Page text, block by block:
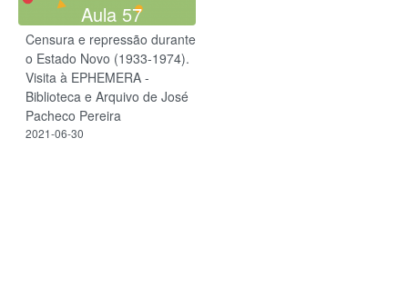
Aula 57
Censura e repressão durante
o Estado Novo (1933-1974).
Visita à EPHEMERA -
Biblioteca e Arquivo de José
Pacheco Pereira
2021-06-30